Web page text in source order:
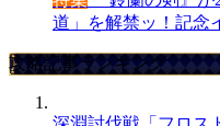
道」を解禁ッ！記念
攻略記事ランキング